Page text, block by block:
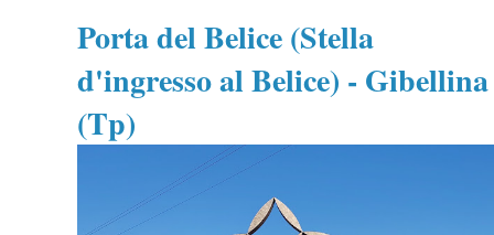
Porta del Belice (Stella
d'ingresso al Belice) - Gibellina
(Tp)